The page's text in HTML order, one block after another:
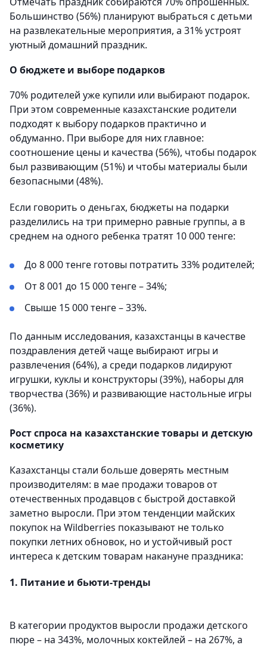
Большинство (56%) планируют выбраться с детьми
на развлекательные мероприятия, а 31% устроят
уютный домашний праздник.
О бюджете и выборе подарков
70% родителей уже купили или выбирают подарок.
При этом современные казахстанские родители
подходят к выбору подарков практично и
обдуманно. При выборе для них главное:
соотношение цены и качества (56%), чтобы подарок
был развивающим (51%) и чтобы материалы были
безопасными (48%).
Если говорить о деньгах, бюджеты на подарки
разделились на три примерно равные группы, а в
среднем на одного ребенка тратят 10 000 тенге:
До 8 000 тенге готовы потратить 33% родителей;
От 8 001 до 15 000 тенге – 34%;
Свыше 15 000 тенге – 33%.
По данным исследования, казахстанцы в качестве
поздравления детей чаще выбирают игры и
развлечения (64%), а среди подарков лидируют
игрушки, куклы и конструкторы (39%), наборы для
творчества (36%) и развивающие настольные игры
(36%).
Рост спроса на казахстанские товары и детскую
косметику
Казахстанцы стали больше доверять местным
производителям: в мае продажи товаров от
отечественных продавцов с быстрой доставкой
заметно выросли. При этом тенденции майских
покупок на Wildberries показывают не только
покупки летних обновок, но и устойчивый рост
интереса к детским товарам накануне праздника:
1. Питание и бьюти-тренды
В категории продуктов выросли продажи детского
пюре – на 343%, молочных коктейлей – на 267%, а